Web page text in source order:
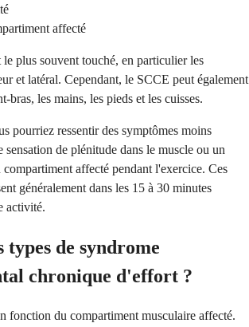
affecté
le plus souvent touché, en particulier les
et latéral. Cependant, le SCCE peut également
bras, les mains, les pieds et les cuisses.
pourriez ressentir des symptômes moins
sensation de plénitude dans le muscle ou un
affecté pendant l'exercice. Ces
généralement dans les 15 à 30 minutes
activité.
types de syndrome
chronique d'effort ?
fonction du compartiment musculaire affecté.